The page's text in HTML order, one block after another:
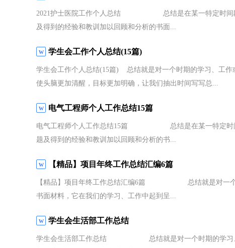
2021护士医院工作个人总结 总结是在某一特定时间段对
及得到的经验和教训加以回顾和分析的书面...
学生会工作个人总结(15篇)
学生会工作个人总结(15篇) 总结就是对一个时期的学习、工
使头脑更加清醒，目标更加明确，让我们抽出时间写写总...
电气工程师个人工作总结15篇
电气工程师个人工作总结15篇 总结是在某一特定时间段
题及得到的经验和教训加以回顾和分析的书...
【精品】项目年终工作总结汇编6篇
【精品】项目年终工作总结汇编6篇 总结就是对一个时
书面材料，它在我们的学习、工作中起到呈...
学生会生活部工作总结
学生会生活部工作总结 总结就是对一个时期的学习、工